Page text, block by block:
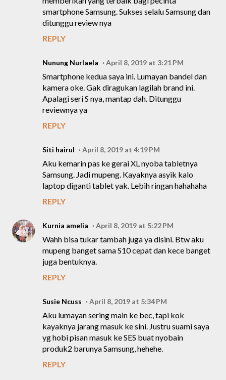
smartphone Samsung. Sukses selalu Samsung dan
ditunggu review nya
REPLY
Nunung Nurlaela April 8, 2019 at 3:21 PM
Smartphone kedua saya ini. Lumayan bandel dan
kamera oke. Gak diragukan lagilah brand ini.
Apalagi seri S nya, mantap dah. Ditunggu
reviewnya ya
REPLY
Siti hairul April 8, 2019 at 4:19 PM
Aku kemarin pas ke gerai XL nyoba tabletnya
Samsung. Jadi mupeng. Kayaknya asyik kalo
laptop diganti tablet yak. Lebih ringan hahahaha
REPLY
Kurnia amelia April 8, 2019 at 5:22 PM
Wahh bisa tukar tambah juga ya disini. Btw aku
mupeng banget sama S10 cepat dan kece banget
juga bentuknya.
REPLY
Susie Ncuss April 8, 2019 at 5:34 PM
Aku lumayan sering main ke bec, tapi kok
kayaknya jarang masuk ke sini. Justru suami saya
yg hobi pisan masuk ke SES buat nyobain
produk2 barunya Samsung, hehehe.
REPLY